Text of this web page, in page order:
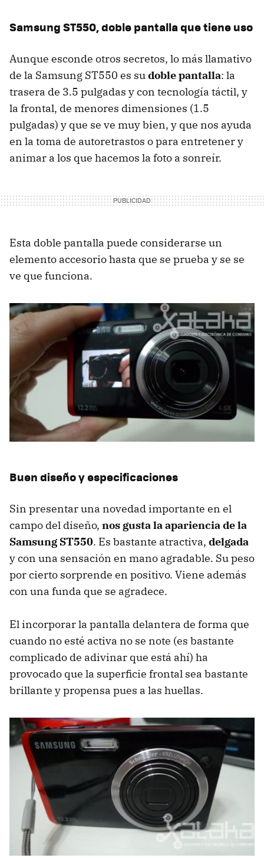
Samsung ST550, doble pantalla que tiene uso
Aunque esconde otros secretos, lo más llamativo
de la Samsung ST550 es sudoble pantalla: la
trasera de 3.5 pulgadas y con tecnología táctil, y
la frontal, de menores dimensiones (1.5
pulgadas) y que se ve muy bien, y que nos ayuda
en la toma de autoretrastos o para entretener y
animar a los que hacemos la foto a sonreír.
Esta doble pantalla puede considerarse un
elemento accesorio hasta que se prueba y se se
ve que funciona.
Buen diseño y especificaciones
Sin presentar una novedad importante en el
campo del diseño, nos gusta la apariencia de la
Samsung ST550. Es bastante atractiva, delgada
y con una sensación en mano agradable. Su peso
por cierto sorprende en positivo. Viene además
con una funda que se agradece.
El incorporar la pantalla delantera de forma que
cuando no esté activa no se note (es bastante
complicado de adivinar que está ahí) ha
provocado que la superficie frontal sea bastante
brillante y propensa pues a las huellas.